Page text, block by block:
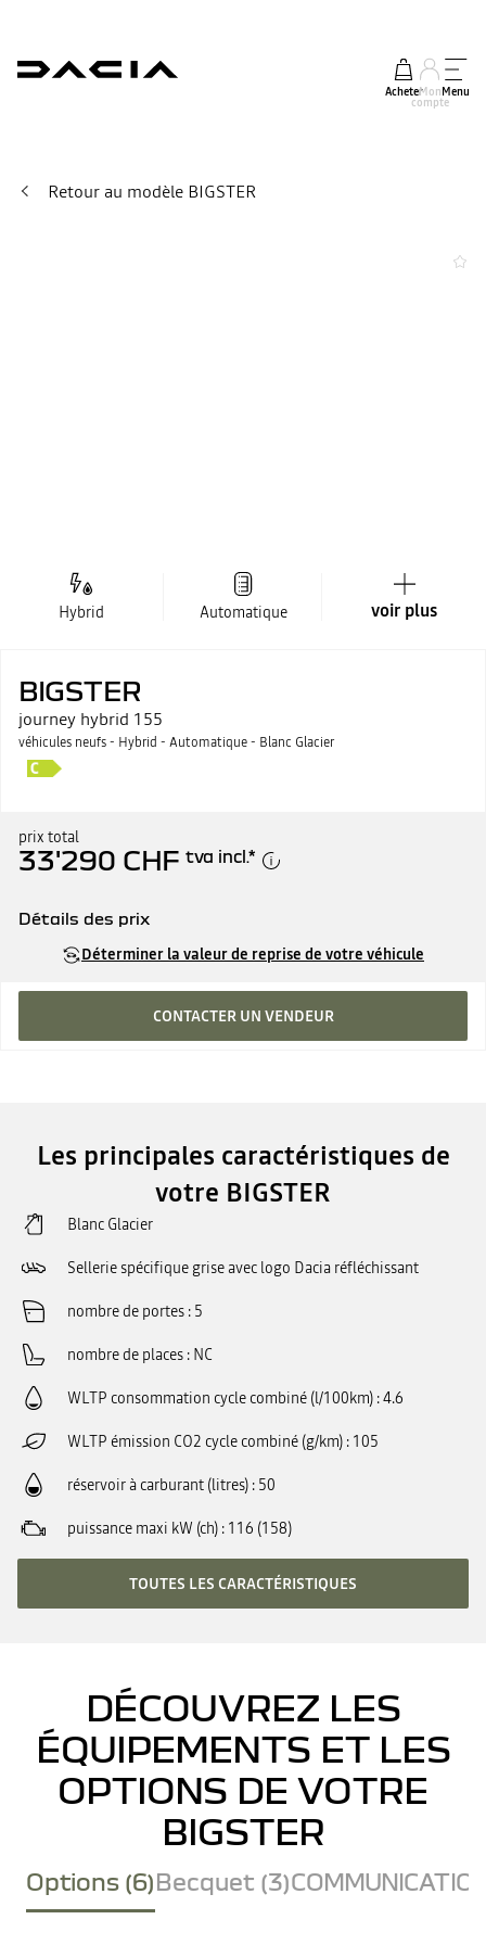
AcheterMon
compte
Menu
Retour au modèle BIGSTER
Hybrid Automatique voir plus
BIGSTER
journey hybrid 155
véhicules neufs - Hybrid - Automatique - Blanc Glacier
prix total
33'290 CHF tva incl.*
Détails des prix
Déterminer la valeur de reprise de votre véhicule
CONTACTER UN VENDEUR
Les principales caractéristiques de
votre BIGSTER
Blanc Glacier
Sellerie spécifique grise avec logo Dacia réfléchissant
nombre de portes 5
nombre de places NC
WLTP consommation cycle combiné (l/100km) 4.6
WLTP émission CO2 cycle combiné (g/km) 105
réservoir à carburant (litres) 50
puissance maxi kW (ch) 116 (158)
TOUTES LES CARACTÉRISTIQUES
DÉCOUVREZ LES
ÉQUIPEMENTS ET LES
OPTIONS DE VOTRE
BIGSTER
Options (6)Becquet (3)